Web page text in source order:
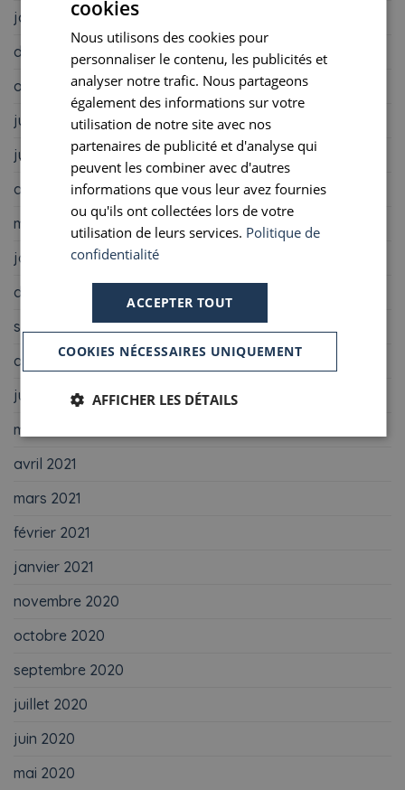
janvier 2023
décembre 2022
octobre 2022
juillet 2022
juin 2022
avril 2022
mars 2022
janvier 2022
décembre 2021
septembre 2021
août 2021
juin 2021
mai 2021
avril 2021
mars 2021
février 2021
janvier 2021
novembre 2020
octobre 2020
septembre 2020
juillet 2020
juin 2020
mai 2020
SPANISH
cookies
Nous utilisons des cookies pour
personnaliser le contenu, les publicités et
analyser notre trafic. Nous partageons
également des informations sur votre
utilisation de notre site avec nos
partenaires de publicité et d'analyse qui
peuvent les combiner avec d'autres
informations que vous leur avez fournies
ou qu'ils ont collectées lors de votre
utilisation de leurs services. Politique de
confidentialité
ACCEPTER TOUT
COOKIES NÉCESSAIRES UNIQUEMENT
AFFICHER LES DÉTAILS